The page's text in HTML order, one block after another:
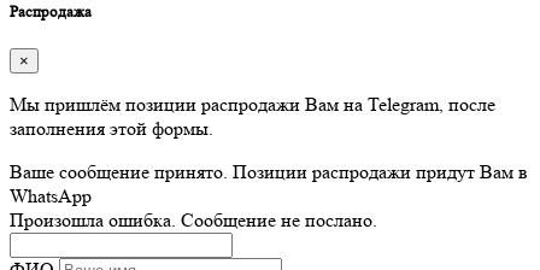
Распродажа
×
Мы пришлём позиции распродажи Вам на Telegram, после
заполнения этой формы.
Ваше сообщение принято. Позиции распродажи придут Вам в
WhatsApp
Произошла ошибка. Сообщение не послано.